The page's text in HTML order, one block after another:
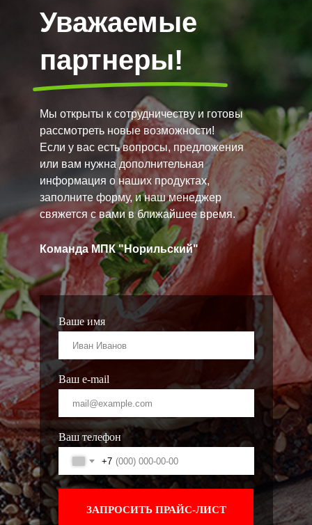
Мы открыты к сотрудничеству и готовы
рассмотреть новые возможности!
Если у вас есть вопросы, предложения
или вам нужна дополнительная
информация о наших продуктах,
заполните форму, и наш менеджер
свяжется с вами в ближайшее время.
Команда МПК "Норильский"
партнеры!
Уважаемые
Ваше имя
Ваш e-mail
Ваш телефон
+7
ЗАПРОСИТЬ ПРАЙС-ЛИСТ